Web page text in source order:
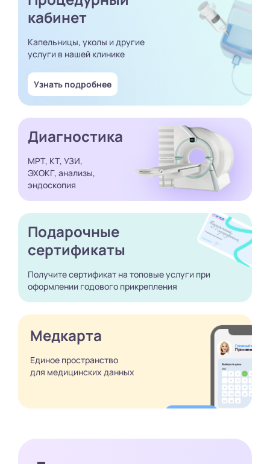
кабинет
Капельницы, уколы и другие
услуги в нашей клинике
Узнать подробнее
Диагностика
МРТ, КТ, УЗИ,
ЭХОКГ, анализы,
эндоскопия
Подарочные
сертификаты
Получите сертификат на топовые услуги при
оформлении годового прикрепления
Медкарта
Единое пространство
для медицинских данных